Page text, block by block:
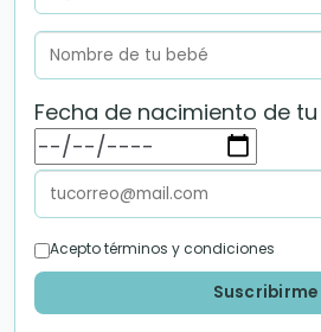
Fecha de nacimiento de
Acepto términos y condiciones